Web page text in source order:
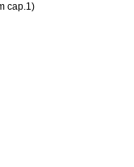
cap.1)